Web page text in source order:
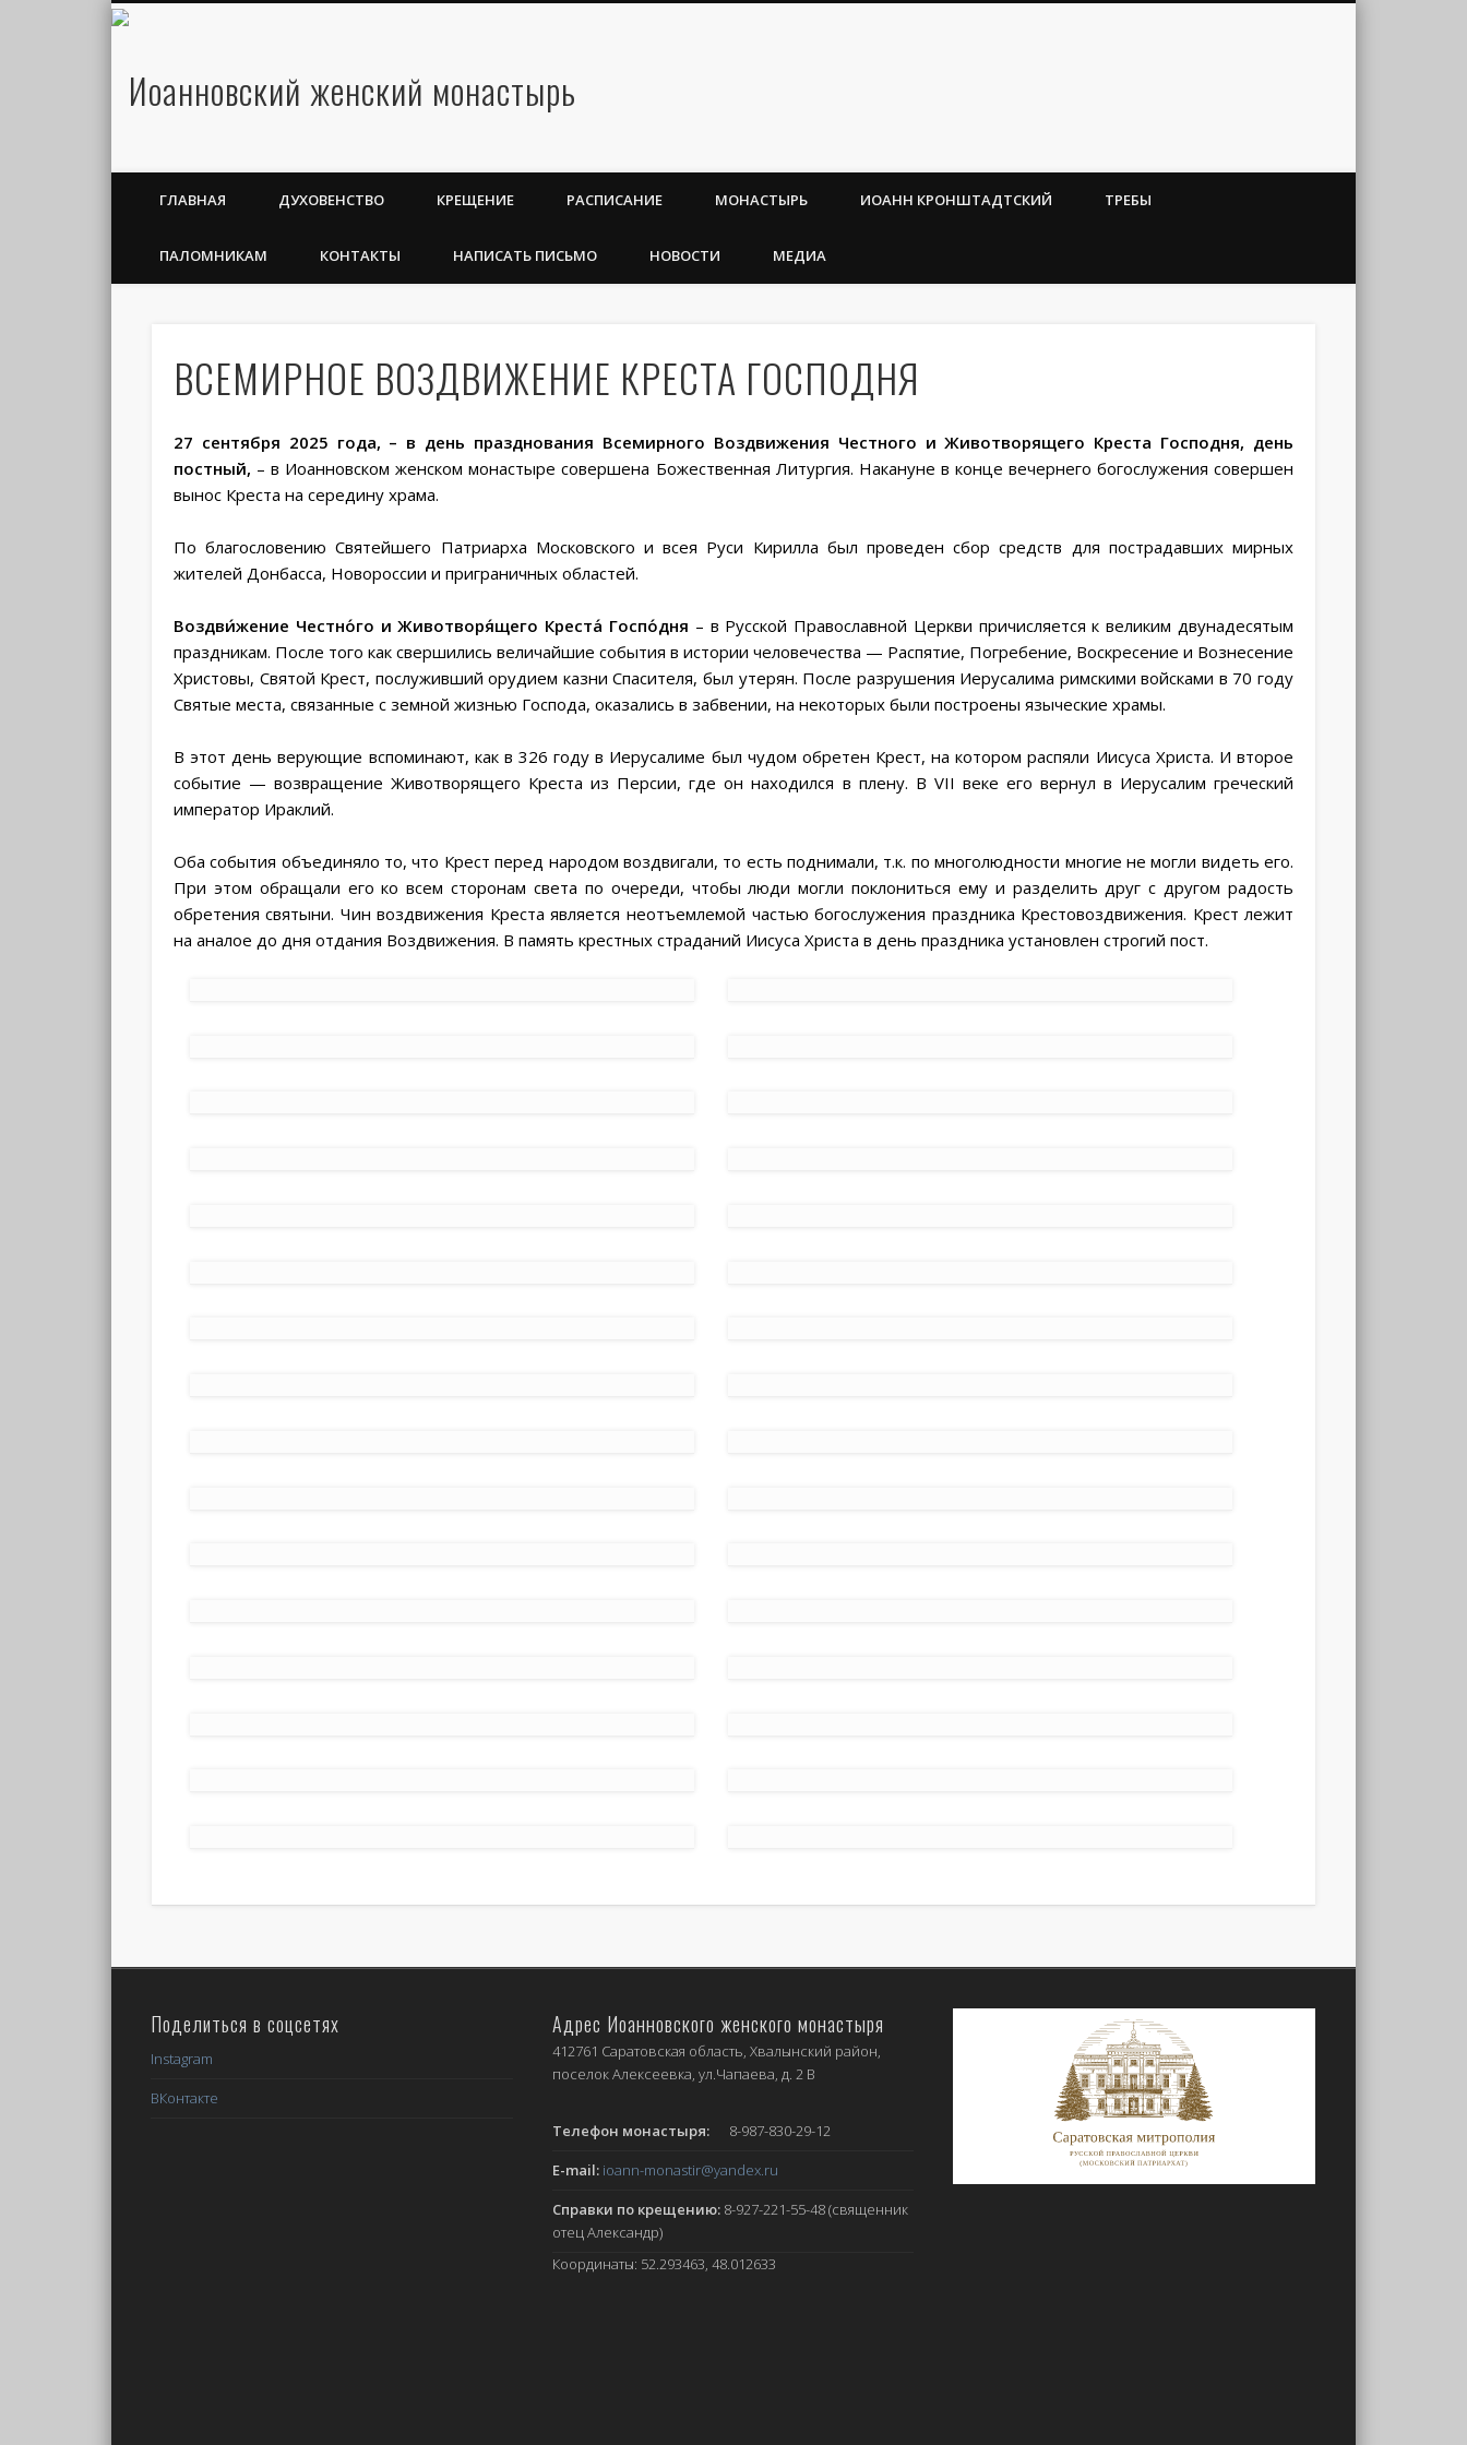
ГЛАВНАЯ ДУХОВЕНСТВО КРЕЩЕНИЕ РАСПИСАНИЕ МОНАСТЫРЬ ИОАНН КРОНШТАДТСКИЙ ТРЕБЫ
ПАЛОМНИКАМ КОНТАКТЫ НАПИСАТЬ ПИСЬМО НОВОСТИ МЕДИА
ВСЕМИРНОЕ ВОЗДВИЖЕНИЕ КРЕСТА ГОСПОДНЯ
27 сентября 2025 года, – в день празднования Всемирного Воздвижения Честного и Животворящего Креста Господня, день
постный, – в Иоанновском женском монастыре совершена Божественная Литургия. Накануне в конце вечернего богослужения совершен
вынос Креста на середину храма.
По благословению Святейшего Патриарха Московского и всея Руси Кирилла был проведен сбор средств для пострадавших мирных
жителей Донбасса, Новороссии и приграничных областей.
Воздви́жение Честно́го и Животворя́щего Креста́ Госпо́дня – в Русской Православной Церкви причисляется к великим двунадесятым
праздникам. После того как свершились величайшие события в истории человечества — Распятие, Погребение, Воскресение и Вознесение
Христовы, Святой Крест, послуживший орудием казни Спасителя, был утерян. После разрушения Иерусалима римскими войсками в 70 году
Святые места, связанные с земной жизнью Господа, оказались в забвении, на некоторых были построены языческие храмы.
В этот день верующие вспоминают, как в 326 году в Иерусалиме был чудом обретен Крест, на котором распяли Иисуса Христа. И второе
событие — возвращение Животворящего Креста из Персии, где он находился в плену. В VII веке его вернул в Иерусалим греческий
император Ираклий.
Оба события объединяло то, что Крест перед народом воздвигали, то есть поднимали, т.к. по многолюдности многие не могли видеть его.
При этом обращали его ко всем сторонам света по очереди, чтобы люди могли поклониться ему и разделить друг с другом радость
обретения святыни. Чин воздвижения Креста является неотъемлемой частью богослужения праздника Крестовоздвижения. Крест лежит
на аналое до дня отдания Воздвижения. В память крестных страданий Иисуса Христа в день праздника установлен строгий пост.
Поделиться в соцсетях
Instagram
ВКонтакте
Адрес Иоанновского женского монастыря
412761 Саратовская область, Хвалынский район,
поселок Алексеевка, ул.Чапаева, д. 2 В
Телефон монастыря:
8-987-830-29-12
E-mail: ioann-monastir@yandex.ru
Справки по крещению: 8-927-221-55-48 (священник
отец Александр)
Координаты: 52.293463, 48.012633